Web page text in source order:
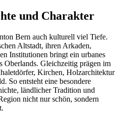
und Charakter
Bern auch kulturell viel Tiefe.
Altstadt, ihren Arkaden,
Institutionen bringt ein urbanes
Oberlands. Gleichzeitig prägen im
Kirchen, Holzarchitektur
So entsteht eine besondere
ländlicher Tradition und
nicht nur schön, sondern